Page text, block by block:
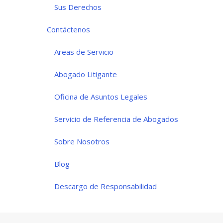
Sus Derechos
Contáctenos
Areas de Servicio
Abogado Litigante
Oficina de Asuntos Legales
Servicio de Referencia de Abogados
Sobre Nosotros
Blog
Descargo de Responsabilidad